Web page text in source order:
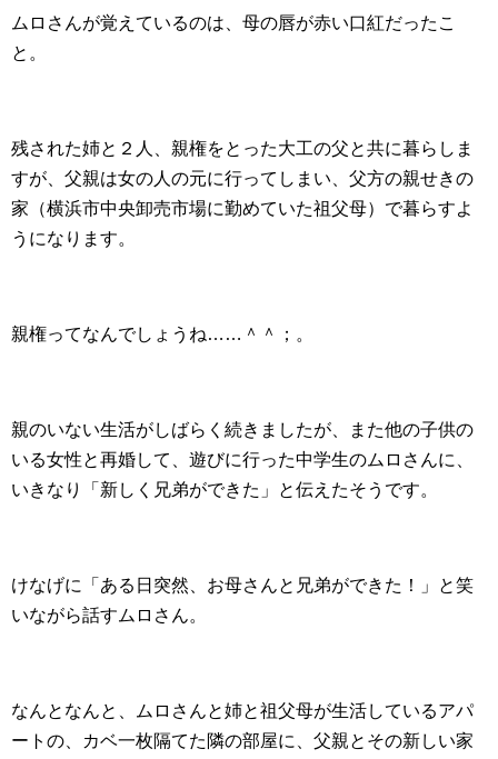
ムロさんが覚えているのは、母の唇が赤い口紅だったこ
と。
残された姉と２人、親権をとった大工の父と共に暮らしま
すが、父親は女の人の元に行ってしまい、父方の親せきの
家（横浜市中央卸売市場に勤めていた祖父母）で暮らすよ
うになります。
親権ってなんでしょうね……＾＾；。
親のいない生活がしばらく続きましたが、また他の子供の
いる女性と再婚して、遊びに行った中学生のムロさんに、
いきなり「新しく兄弟ができた」と伝えたそうです。
けなげに「ある日突然、お母さんと兄弟ができた！」と笑
いながら話すムロさん。
なんとなんと、ムロさんと姉と祖父母が生活しているアパ
ートの、カベ一枚隔てた隣の部屋に、父親とその新しい家